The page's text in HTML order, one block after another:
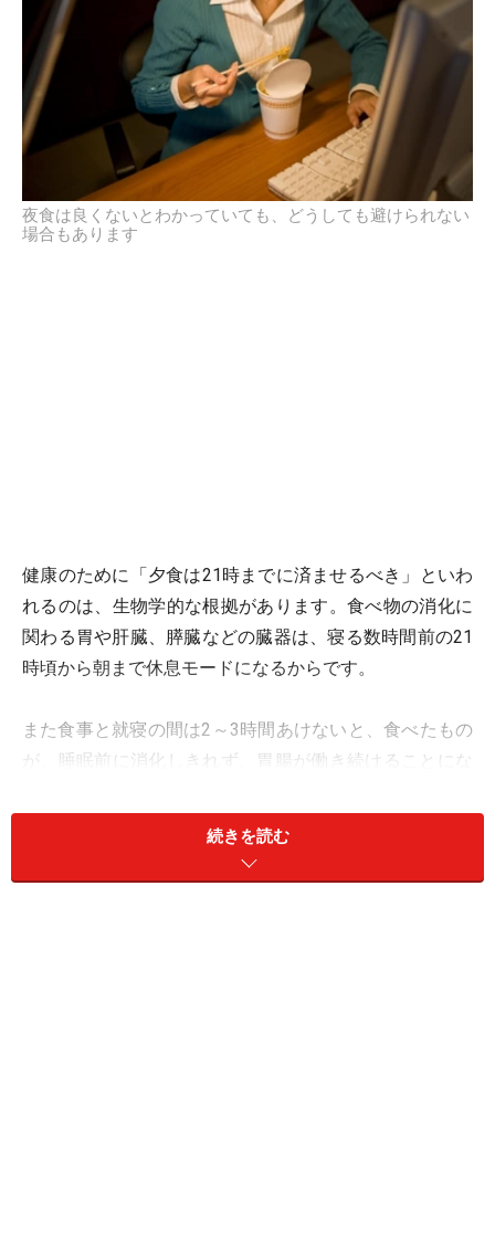
夜食は良くないとわかっていても、どうしても避けられない
場合もあります
健康のために「夕食は21時までに済ませるべき」といわ
れるのは、生物学的な根拠があります。食べ物の消化に
関わる胃や肝臓、膵臓などの臓器は、寝る数時間前の21
時頃から朝まで休息モードになるからです。
また食事と就寝の間は2～3時間あけないと、食べたもの
が、睡眠前に消化しきれず、胃腸が働き続けることにな
合、眠れるのは早くても0時過ぎ。体のためには十分な
ごく自然なことだといえます。
続きを読む